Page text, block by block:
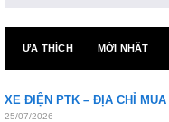
ƯA THÍCH MỚI NHẤT
XE ĐIỆN PTK – ĐỊA CHỈ
25/07/2026